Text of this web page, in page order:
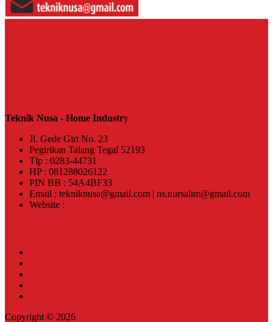
Teknik Nusa - Home Industry
Jl. Gede Giri No. 23
Pegirikan Talang Tegal 52193
Tlp : 0283-44731
HP : 081288026122
PIN BB : 54A4BF33
Email : tekniknusa@gmail.com | ns.nursalim@gmail.com
Website :
Copyright © 2026